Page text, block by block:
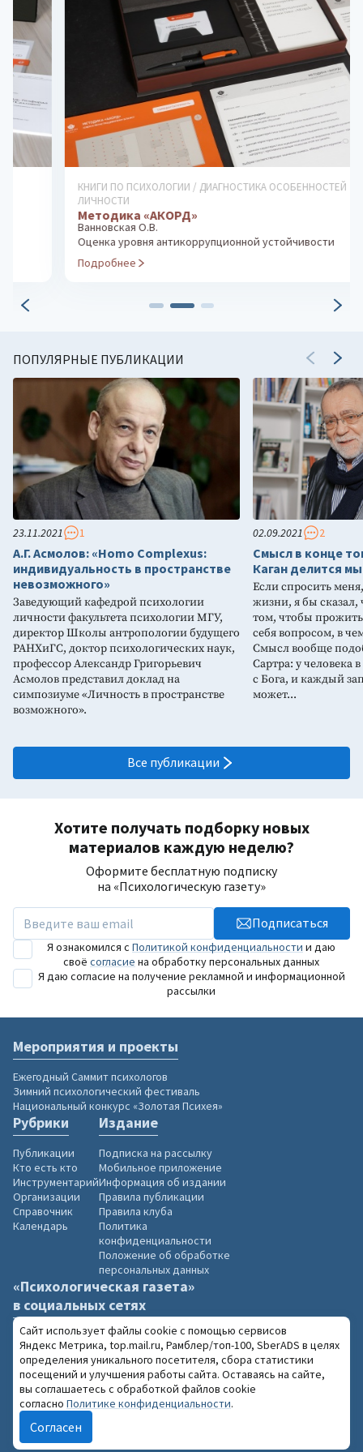
КНИГИ ПО ПСИХОЛОГИИ / ДИАГНОСТИКА ОСОБЕННОСТЕЙ
Методика «АКОРД»
Ванновская О.В.
Оценка уровня антикоррупционной устойчивости
Подробнее
ПОПУЛЯРНЫЕ ПУБЛИКАЦИИ
23.11.2021 1
А.Г. Асмолов: «Homo Complexus:
индивидуальность в пространстве
невозможного»
Заведующий кафедрой психологии
личности факультета психологии МГУ,
директор Школы антропологии будущего
РАНХиГС, доктор психологических наук,
профессор Александр Григорьевич
Асмолов представил доклад на
симпозиуме «Личность в пространстве
возможного».
02.09.2021 2
Смысл в конце
Каган делится
Если спросить
жизни, я бы
том, чтобы
себя вопросом, в
Смысл вообще
Сартра: у человека
с Бога, и каждый
может...
Все публикации
Хотите получать подборку новых
материалов каждую неделю?
Оформите бесплатную подписку
на «Психологическую газету»
Подписаться
Я ознакомился с Политикой конфиденциальности и даю
своё согласие на обработку персональных данных
Я даю согласие на получение рекламной и информационной
рассылки
Мероприятия и проекты
Ежегодный Саммит психологов
Зимний психологический фестиваль
Национальный конкурс «Золотая Психея»
Рубрики
Публикации
Кто есть кто
Инструментарий
Организации
Справочник
Календарь
Издание
Подписка на рассылку
Мобильное приложение
Информация об издании
Правила публикации
Правила клуба
Политика
конфиденциальности
Положение об обработке
персональных данных
«Психологическая газета»
в социальных сетях
2004–2026 «Психологическая газета»
При использовании материалов сайта
обязательна ссылка на www.psy.su
18+
Сайт использует файлы cookie с помощью сервисов
Яндекс Метрика, top.mail.ru, Рамблер/топ-100, SberADS в целях
определения уникального посетителя, сбора статистики
посещений и улучшения работы сайта. Оставаясь на сайте,
вы соглашаетесь с обработкой файлов cookie
согласно Политике конфиденциальности.
Согласен